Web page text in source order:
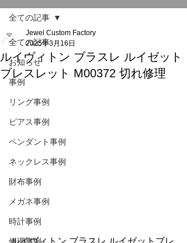
全ての記事
お知らせ
事例
リング事例
ピアス事例
ペンダント事例
ネックレス事例
財布事例
メガネ事例
時計事例
全ての記事
ルイヴィトン ブラスレ ルイゼット
ブレスレット M00372 切れ修理
Jewel Custom Factory
2025年3月16日
ルイヴィトン ブラスレ ルイゼットブレ